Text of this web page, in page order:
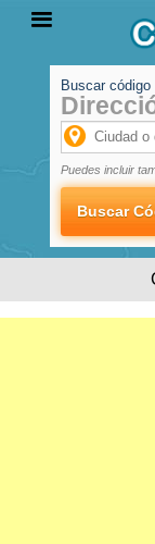
PROVINCIAS
LOCALIDADES
Buscar código
Puedes incluir